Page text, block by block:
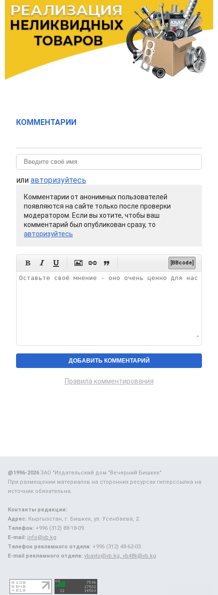
КОММЕНТАРИИ
или авторизуйтесь
Комментарии от анонимных пользователей
появляются на сайте только после проверки
модератором. Если вы хотите, чтобы ваш
комментарий был опубликован сразу, то
авторизуйтесь
      [BBcode]
Правила комментирования
@1996-2026ЗАО "Издательский дом "Вечерний Бишкек"
При размещении материалов на сторонних ресурсах гиперссылка на
источник обязательна.
Контакты редакции:
Адрес: Кыргызстан, г. Бишкек, ул. Усенбаева, 2.
Телефон: +996 (312) 88-18-09.
E-mail: info@vb.kg
Телефон рекламного отдела: +996 (312) 48-62-03.
E-mail рекламного отдела: vbavto@vb.kg, vb48k@vb.kg